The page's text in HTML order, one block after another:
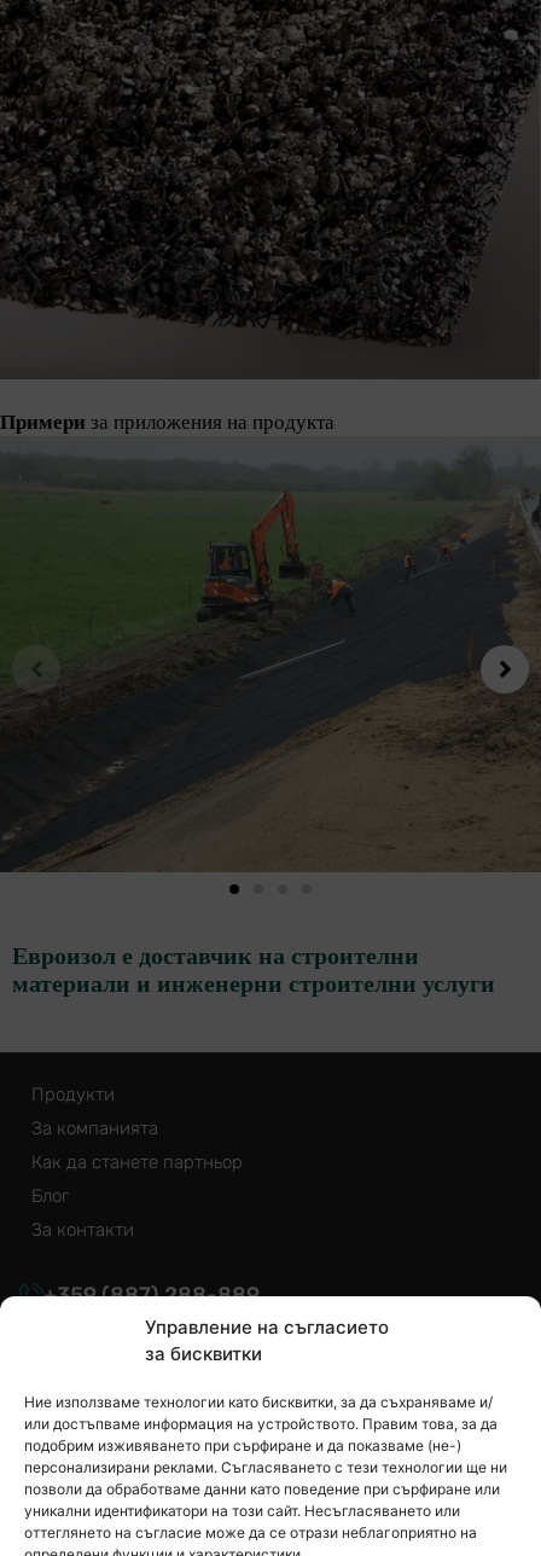
Управление на съгласието
за бисквитки
Ние използваме технологии като бисквитки, за да съхраняваме и/
или достъпваме информация на устройството. Правим това, за да
подобрим изживяването при сърфиране и да показваме (не-)
персонализирани реклами. Съгласяването с тези технологии ще ни
позволи да обработваме данни като поведение при сърфиране или
уникални идентификатори на този сайт. Несъгласяването или
оттеглянето на съгласие може да се отрази неблагоприятно на
Примери за приложения на продукта
Евроизол е доставчик на строителни
материали и инженерни строителни услуги
Продукти
За компанията
Как да станете партньор
Блог
За контакти
+359(887)288-889
info@euroizol.bg
Ако имате въпроси, задайте ги на нас